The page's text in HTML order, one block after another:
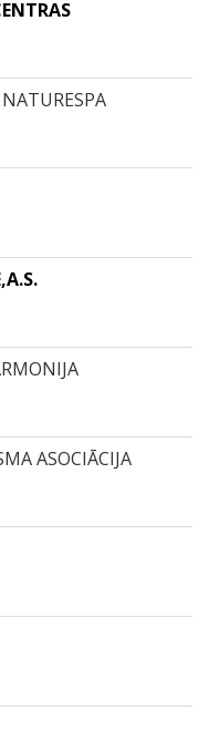
ASOCIĀCIJA